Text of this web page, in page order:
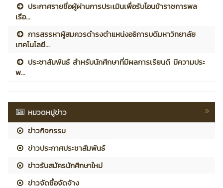
ประกาศรายชื่อผู้ผ่านการประเมินเพื่อรับโอนข้าราชการพล
เรือ...
การสรรหาผู้สมควรดำรงตำแหน่งอธิการบดีมหาวิทยาลัย
เทคโนโลยี...
ประชาสัมพันธ์ สำหรับนักศึกษาที่มีผลการเรียนดี มีความประ
พ...
หมวดหมู่ข่าว
ข่าวกิจกรรม
ข่าวประกาศประชาสัมพันธ์
ข่าวรับสมัครนักศึกษาใหม่
ข่าวจัดซื้อจัดจ้าง